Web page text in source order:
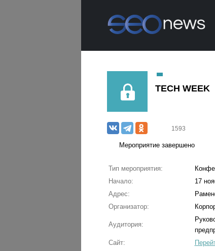
TECH WEEK
1593
Мероприятие завершено
Тип мероприятия:
Начало:
17
Адрес:
Организатор:
Аудитория:
Сайт: